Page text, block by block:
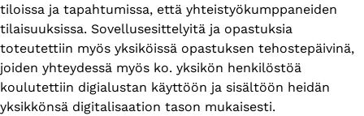
tiloissa ja tapahtumissa, että yhteistyökumppaneiden
tilaisuuksissa. Sovellusesittelyitä ja opastuksia
toteutettiin myös yksiköissä opastuksen tehostepäivinä,
joiden yhteydessä myös ko. yksikön henkilöstöä
koulutettiin digialustan käyttöön ja sisältöön heidän
yksikkönsä digitalisaation tason mukaisesti.